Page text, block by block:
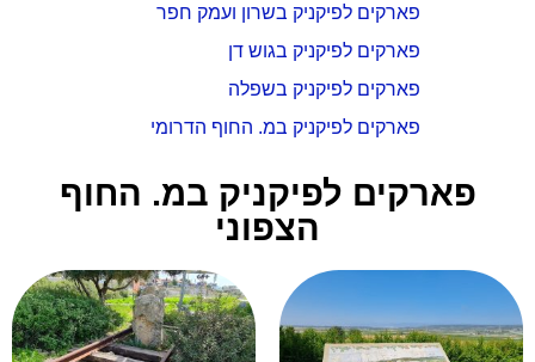
פארקים לפיקניק בשרון ועמק חפר
פארקים לפיקניק בגוש דן
פארקים לפיקניק בשפלה
פארקים לפיקניק במ. החוף הדרומי
פארקים לפיקניק במ. החוף
הצפוני